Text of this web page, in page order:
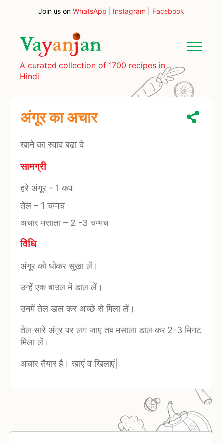
Join us on WhatsApp Instagram Facebook
A curated collection of 1700 recipes in
Hindi
अंंगूर का अचार
खाने का स्वाद बढा दे
सामग्री
हरे अंगूर – 1 कप
तेल – 1 चम्मच
अचार मसाला– 2 -3 चम्मच
विधि
अंगूर को धोकर सूखा लें।
उन्हें एक बाउल में डाल लें।
उनमें तेल डाल कर अच्छे से मिला लें।
तेल सारे अंगूर पर लग जाए तब मसाला डाल कर 2-3 मिनट
मिला लें।
अचार तैयार है। खाएं व खिलाएं|